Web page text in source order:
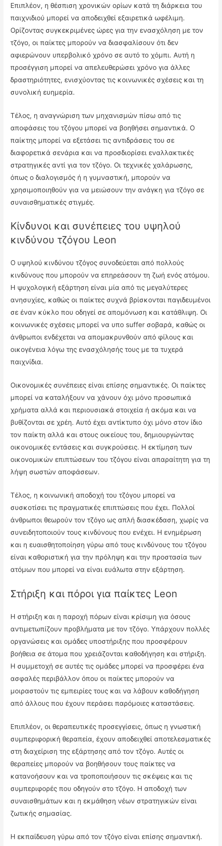
Επιπλέον, η θέσπιση χρονικών ορίων κατά τη διάρκεια του
παιχνιδιού μπορεί να αποδειχθεί εξαιρετικά ωφέλιμη.
Ορίζοντας συγκεκριμένες ώρες για την ενασχόληση με τον
τζόγο, οι παίκτες μπορούν να διασφαλίσουν ότι δεν
αφιερώνουν υπερβολικό χρόνο σε αυτό το χόμπι. Αυτή η
προσέγγιση μπορεί να απελευθερώσει χρόνο για άλλες
δραστηριότητες, ενισχύοντας τις κοινωνικές σχέσεις και τη
συνολική ευημερία.
Τέλος, η αναγνώριση των μηχανισμών πίσω από τις
αποφάσεις του τζόγου μπορεί να βοηθήσει σημαντικά. Ο
παίκτης μπορεί να εξετάσει τις αντιδράσεις του σε
διαφορετικά σενάρια και να προσδιορίσει εναλλακτικές
στρατηγικές αντί για τον τζόγο. Οι τεχνικές χαλάρωσης,
όπως ο διαλογισμός ή η γυμναστική, μπορούν να
χρησιμοποιηθούν για να μειώσουν την ανάγκη για τζόγο σε
συναισθηματικές στιγμές.
Κίνδυνοι και συνέπειες του υψηλού
κινδύνου τζόγου Leon
Ο υψηλού κινδύνου τζόγος συνοδεύεται από πολλούς
κινδύνους που μπορούν να επηρεάσουν τη ζωή ενός ατόμου.
Η ψυχολογική εξάρτηση είναι μία από τις μεγαλύτερες
ανησυχίες, καθώς οι παίκτες συχνά βρίσκονται παγιδευμένοι
σε έναν κύκλο που οδηγεί σε απομόνωση και κατάθλιψη. Οι
κοινωνικές σχέσεις μπορεί να υπο suffer σοβαρά, καθώς οι
άνθρωποι ενδέχεται να απομακρυνθούν από φίλους και
οικογένεια λόγω της ενασχόλησής τους με τα τυχερά
παιχνίδια.
Οικονομικές συνέπειες είναι επίσης σημαντικές. Οι παίκτες
μπορεί να καταλήξουν να χάνουν όχι μόνο προσωπικά
χρήματα αλλά και περιουσιακά στοιχεία ή ακόμα και να
βυθίζονται σε χρέη. Αυτό έχει αντίκτυπο όχι μόνο στον ίδιο
τον παίκτη αλλά και στους οικείους του, δημιουργώντας
οικονομικές εντάσεις και συγκρούσεις. Η εκτίμηση των
οικονομικών επιπτώσεων του τζόγου είναι απαραίτητη για τη
λήψη σωστών αποφάσεων.
Τέλος, η κοινωνική αποδοχή του τζόγου μπορεί να
συσκοτίσει τις πραγματικές επιπτώσεις που έχει. Πολλοί
άνθρωποι θεωρούν τον τζόγο ως απλή διασκέδαση, χωρίς να
συνειδητοποιούν τους κινδύνους που ενέχει. Η ενημέρωση
και η ευαισθητοποίηση γύρω από τους κινδύνους του τζόγου
είναι καθοριστική για την πρόληψη και την προστασία των
ατόμων που μπορεί να είναι ευάλωτα στην εξάρτηση.
Στήριξη και πόροι για παίκτες Leon
Η στήριξη και η παροχή πόρων είναι κρίσιμη για όσους
αντιμετωπίζουν προβλήματα με τον τζόγο. Υπάρχουν πολλές
οργανώσεις και ομάδες υποστήριξης που προσφέρουν
βοήθεια σε άτομα που χρειάζονται καθοδήγηση και στήριξη.
Η συμμετοχή σε αυτές τις ομάδες μπορεί να προσφέρει ένα
ασφαλές περιβάλλον όπου οι παίκτες μπορούν να
μοιραστούν τις εμπειρίες τους και να λάβουν καθοδήγηση
από άλλους που έχουν περάσει παρόμοιες καταστάσεις.
Επιπλέον, οι θεραπευτικές προσεγγίσεις, όπως η γνωστική
συμπεριφορική θεραπεία, έχουν αποδειχθεί αποτελεσματικές
στη διαχείριση της εξάρτησης από τον τζόγο. Αυτές οι
θεραπείες μπορούν να βοηθήσουν τους παίκτες να
κατανοήσουν και να τροποποιήσουν τις σκέψεις και τις
συμπεριφορές που οδηγούν στο τζόγο. Η αποδοχή των
συναισθημάτων και η εκμάθηση νέων στρατηγικών είναι
ζωτικής σημασίας.
Η εκπαίδευση γύρω από τον τζόγο είναι επίσης σημαντική.